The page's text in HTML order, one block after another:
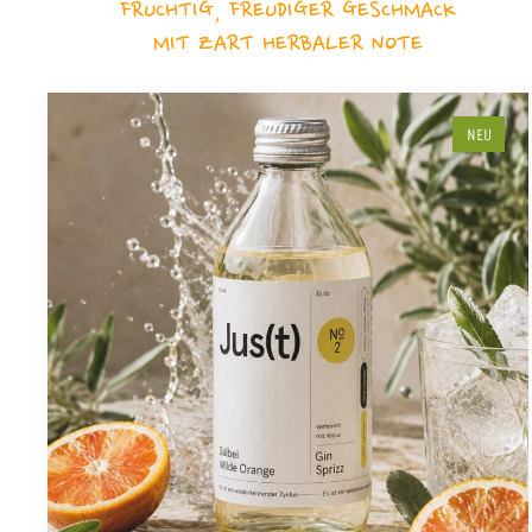
FRUCHTIG, FREUDIGER GESCHMACK
MIT ZART HERBALER NOTE
NEU